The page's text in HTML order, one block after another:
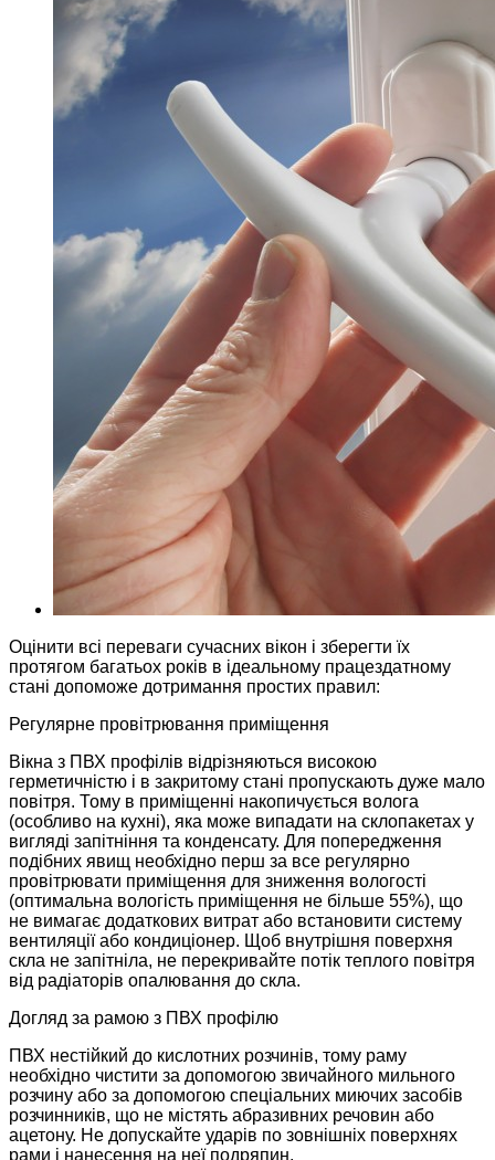
Оцінити всі переваги сучасних вікон і зберегти їх
протягом багатьох років в ідеальному працездатному
стані допоможе дотримання простих правил:
Регулярне провітрювання приміщення
Вікна з ПВХ профілів відрізняються високою
герметичністю і в закритому стані пропускають дуже мало
повітря. Тому в приміщенні накопичується волога
(особливо на кухні), яка може випадати на склопакетах у
вигляді запітніння та конденсату. Для попередження
подібних явищ необхідно перш за все регулярно
провітрювати приміщення для зниження вологості
(оптимальна вологість приміщення не більше 55%), що
не вимагає додаткових витрат або встановити систему
вентиляції або кондиціонер. Щоб внутрішня поверхня
скла не запітніла, не перекривайте потік теплого повітря
від радіаторів опалювання до скла.
Догляд за рамою з ПВХ профілю
ПВХ нестійкий до кислотних розчинів, тому раму
необхідно чистити за допомогою звичайного мильного
розчину або за допомогою спеціальних миючих засобів
розчинників, що не містять абразивних речовин або
ацетону. Не допускайте ударів по зовнішніх поверхнях
рами і нанесення на неї подряпин.